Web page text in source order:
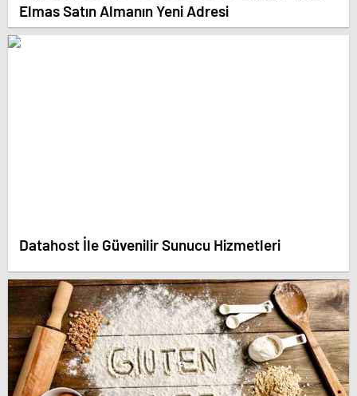
Elmas Satın Almanın Yeni Adresi
Datahost İle Güvenilir Sunucu Hizmetleri